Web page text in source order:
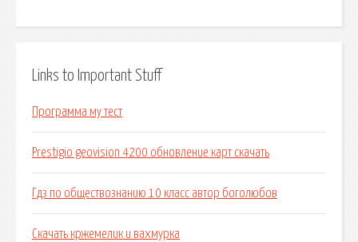
Links to Important Stuff
Программа му тест
Prestigio geovision 4200 обновление карт скачать
Гдз по обществознанию 10 класс автор боголюбов
Скачать кржемелик и вахмурка